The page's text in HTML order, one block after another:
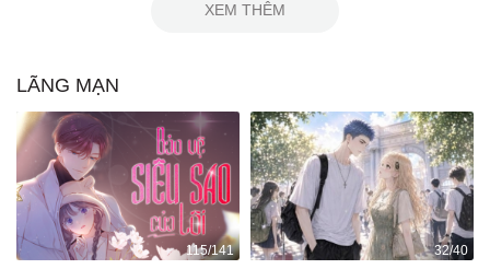
XEM THÊM
LÃNG MẠN
115/141 32/40